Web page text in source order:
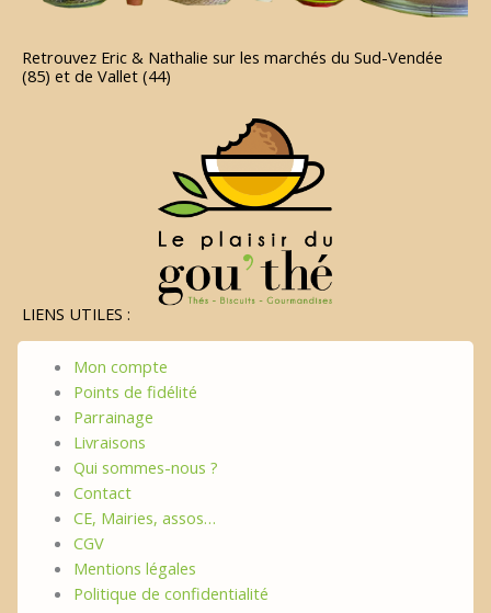
Retrouvez Eric & Nathalie sur les marchés du Sud-Vendée
(85) et de Vallet (44)
LIENS UTILES :
Mon compte
Points de fidélité
Parrainage
Livraisons
Qui sommes-nous ?
Contact
CE, Mairies, assos…
CGV
Mentions légales
Politique de confidentialité